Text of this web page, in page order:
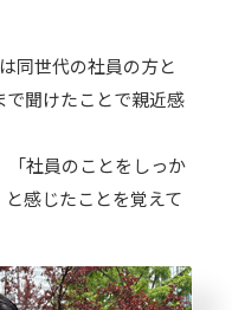
同世代の社員の方と
聞けたことで親近感
「社員のことをしっか
感じたことを覚えて